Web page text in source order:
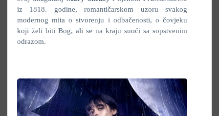
iz 1818. godine, romantičarskom uzoru svakog
modernog mita o stvorenju i odbačenosti, o čovjeku
koji želi biti Bog, ali se na kraju suoči sa sopstvenim
odrazom.